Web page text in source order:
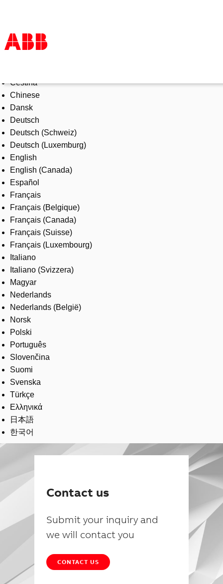
Products & Solutions
Industries
Services
About us
Where to buy
Contact us
Careers
Čeština
Chinese
Dansk
Deutsch
Deutsch (Schweiz)
Deutsch (Luxemburg)
English
English (Canada)
Español
Français
Français (Belgique)
Français (Canada)
Français (Suisse)
Français (Luxembourg)
Italiano
Italiano (Svizzera)
Magyar
Nederlands
Nederlands (België)
Norsk
Polski
Português
Slovenčina
Suomi
Svenska
Türkçe
Ελληνικά
日本語
한국어
Contact us
Submit your inquiry and
we will contact you
CONTACT US